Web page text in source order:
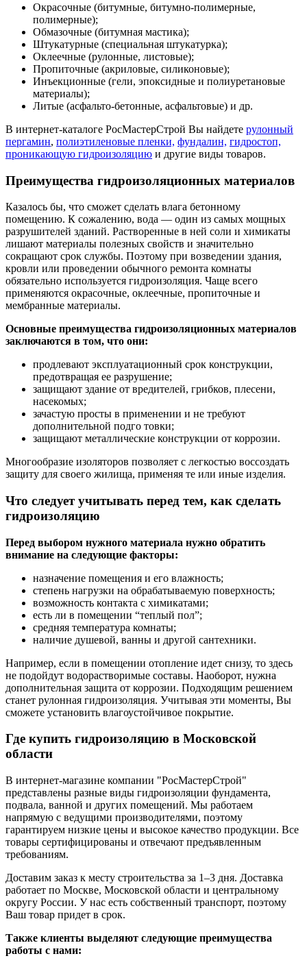
Окрасочные (битумные, битумно-полимерные,
полимерные);
Обмазочные (битумная мастика);
Штукатурные (специальная штукатурка);
Оклеечные (рулонные, листовые);
Пропиточные (акриловые, силиконовые);
Инъекционные (гели, эпоксидные и полиуретановые
материалы);
Литые (асфальто-бетонные, асфальтовые) и др.
В интернет-каталоге РосМастерСтрой Вы найдете рулонный
пергамин, полиэтиленовые пленки, фундалин, гидростоп,
проникающую гидроизоляцию и другие виды товаров.
Преимущества гидроизоляционных материалов
Казалось бы, что сможет сделать влага бетонному
помещению. К сожалению, вода — один из самых мощных
разрушителей зданий. Растворенные в ней соли и химикаты
лишают материалы полезных свойств и значительно
сокращают срок службы. Поэтому при возведении здания,
кровли или проведении обычного ремонта комнаты
обязательно используется гидроизоляция. Чаще всего
применяются окрасочные, оклеечные, пропиточные и
мембранные материалы.
Основные преимущества гидроизоляционных материалов
заключаются в том, что они:
продлевают эксплуатационный срок конструкции,
предотвращая ее разрушение;
защищают здание от вредителей, грибков, плесени,
насекомых;
зачастую просты в применении и не требуют
дополнительной подго товки;
защищают металлические конструкции от коррозии.
Многообразие изоляторов позволяет с легкостью воссоздать
защиту для своего жилища, применяя те или иные изделия.
Что следует учитывать перед тем, как сделать
гидроизоляцию
Перед выбором нужного материала нужно обратить
внимание на следующие факторы:
назначение помещения и его влажность;
степень нагрузки на обрабатываемую поверхность;
возможность контакта с химикатами;
есть ли в помещении “теплый пол”;
средняя температура комнаты;
наличие душевой, ванны и другой сантехники.
Например, если в помещении отопление идет снизу, то здесь
не подойдут водорастворимые составы. Наоборот, нужна
дополнительная защита от коррозии. Подходящим решением
станет рулонная гидроизоляция. Учитывая эти моменты, Вы
сможете установить влагоустойчивое покрытие.
Где купить гидроизоляцию в Московской
области
В интернет-магазине компании "РосМастерСтрой"
представлены разные виды гидроизоляции фундамента,
подвала, ванной и других помещений. Мы работаем
напрямую с ведущими производителями, поэтому
гарантируем низкие цены и высокое качество продукции. Все
товары сертифицированы и отвечают предъявленным
требованиям.
Доставим заказ к месту строительства за 1–3 дня. Доставка
работает по Москве, Московской области и центральному
округу России. У нас есть собственный транспорт, поэтому
Ваш товар придет в срок.
Также клиенты выделяют следующие преимущества
работы с нами: